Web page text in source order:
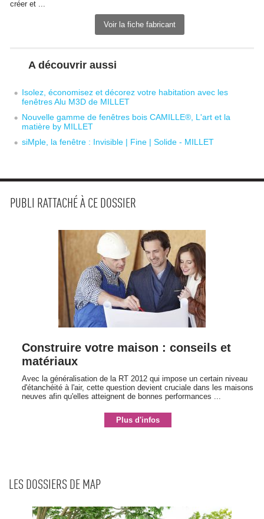
créer et ...
Voir la fiche fabricant
A découvrir aussi
Isolez, économisez et décorez votre habitation avec les
fenêtres Alu M3D de MILLET
Nouvelle gamme de fenêtres bois CAMILLE®, L'art et la
matière by MILLET
siMple, la fenêtre : Invisible | Fine | Solide - MILLET
PUBLI RATTACHÉ À CE DOSSIER
Construire votre maison : conseils et
matériaux
Avec la généralisation de la RT 2012 qui impose un certain niveau
d'étanchéité à l'air, cette question devient cruciale dans les maisons
neuves afin qu'elles atteignent de bonnes performances ...
Plus d'infos
LES DOSSIERS DE MAP